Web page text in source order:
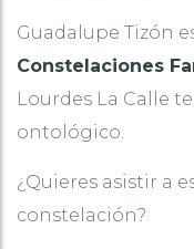
Guadalupe Tizón
Constelaciones
Lourdes La Calle
ontológico.
¿Quieres asistir a
constelación?